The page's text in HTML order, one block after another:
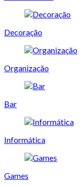
Decoração
Organização
Bar
Informática
Games